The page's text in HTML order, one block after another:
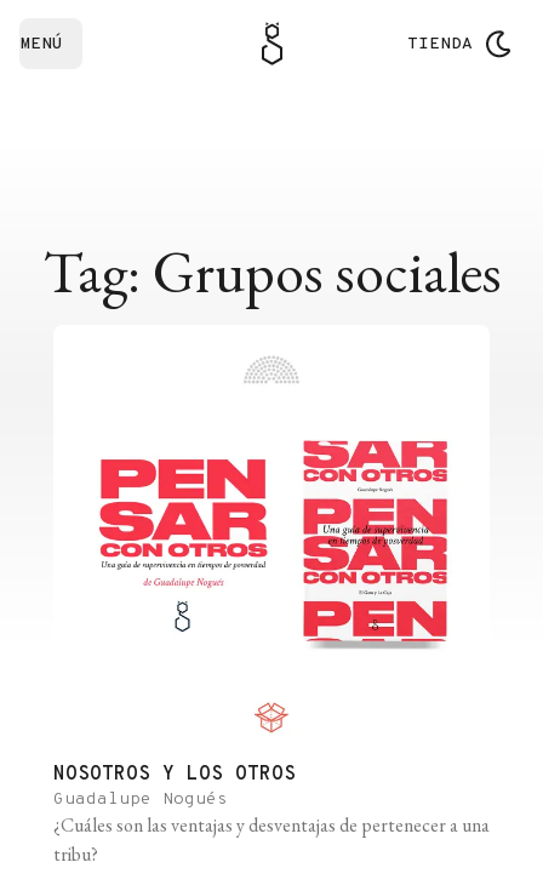
MENÚ TIENDA
Tag: Grupos sociales
NOSOTROS Y LOS OTROS
Guadalupe Nogués
¿Cuáles son las ventajas y desventajas de pertenecer a una
tribu?